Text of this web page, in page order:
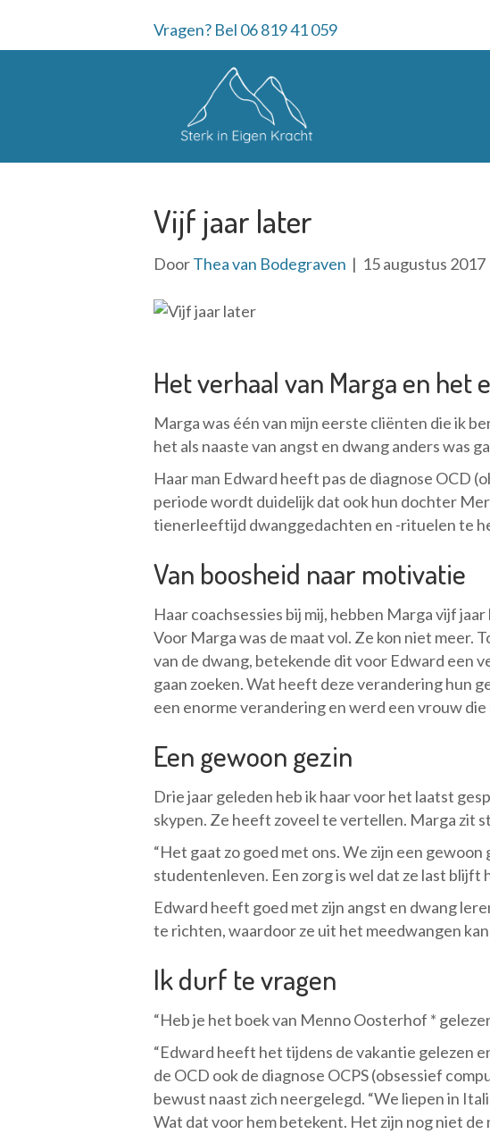
Vragen? Bel 06 819 41 059
Vijf jaar later
DoorThea van Bodegraven | 15 augustus 2017
Het verhaal van Marga en
Marga was één van mijn eerste cliënten die ik
het als naaste van angst en dwang anders was
Haar man Edward heeft pas de diagnose OCD
periode wordt duidelijk dat ook hun dochter
tienerleeftijd dwanggedachten en -rituelen te
Van boosheid naar motivatie
Haar coachsessies bij mij, hebben Marga vijf
Voor Marga was de maat vol. Ze kon niet meer.
van de dwang, betekende dit voor Edward een
gaan zoeken. Wat heeft deze verandering hun
een enorme verandering en werd een vrouw
Een gewoon gezin
Drie jaar geleden heb ik haar voor het laatst
skypen. Ze heeft zoveel te vertellen. Marga zit
“Het gaat zo goed met ons. We zijn een
studentenleven. Een zorg is wel dat ze last blijft
Edward heeft goed met zijn angst en dwang
te richten, waardoor ze uit het meedwangen
Ik durf te vragen
“Heb je het boek van Menno Oosterhof *
“Edward heeft het tijdens de vakantie gelezen
de OCD ook de diagnose OCPS (obsessief
bewust naast zich neergelegd. “We liepen in
Wat dat voor hem betekent. Het zijn nog niet